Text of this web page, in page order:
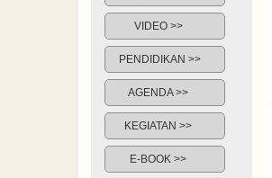
VIDEO >>
PENDIDIKAN >>
AGENDA >>
KEGIATAN >>
E-BOOK >>